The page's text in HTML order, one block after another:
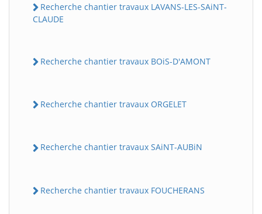
Recherche chantier travaux LAVANS-LES-SAiNT-
CLAUDE
Recherche chantier travaux BOiS-D'AMONT
Recherche chantier travaux ORGELET
Recherche chantier travaux SAiNT-AUBiN
Recherche chantier travaux FOUCHERANS